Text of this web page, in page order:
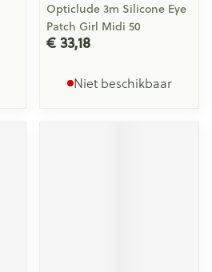
Opticlude 3m Silicone Eye
Patch Girl Midi 50
€ 33,18
Niet beschikbaar